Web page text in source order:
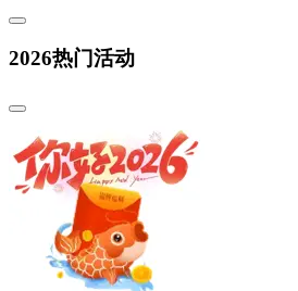
2026热门活动